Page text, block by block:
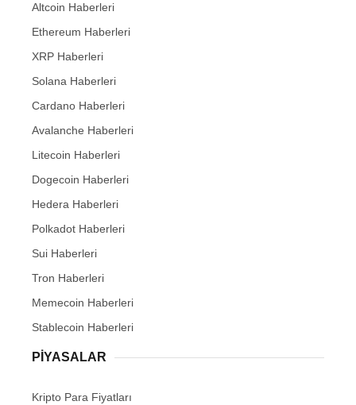
Altcoin Haberleri
Ethereum Haberleri
XRP Haberleri
Solana Haberleri
Cardano Haberleri
Avalanche Haberleri
Litecoin Haberleri
Dogecoin Haberleri
Hedera Haberleri
Polkadot Haberleri
Sui Haberleri
Tron Haberleri
Memecoin Haberleri
Stablecoin Haberleri
PIYASALAR
Kripto Para Fiyatları